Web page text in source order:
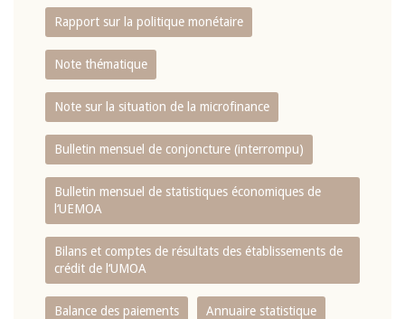
Rapport sur la politique monétaire
Note thématique
Note sur la situation de la microfinance
Bulletin mensuel de conjoncture (interrompu)
Bulletin mensuel de statistiques économiques de
l‘UEMOA
Bilans et comptes de résultats des établissements de
crédit de l‘UMOA
Balance des paiements Annuaire statistique